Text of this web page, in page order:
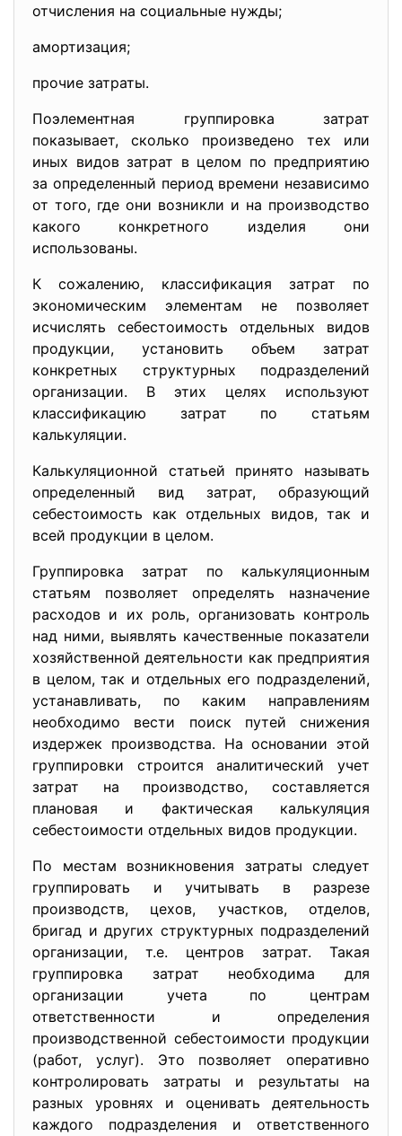
отчисления на социальные нужды;
амортизация;
прочие затраты.
Поэлементная группировка затрат
показывает, сколько произведено тех или
иных видов затрат в целом по предприятию
за определенный период времени независимо
от того, где они возникли и на производство
какого конкретного изделия они
использованы.
К сожалению, классификация затрат по
экономическим элементам не позволяет
исчислять себестоимость отдельных видов
продукции, установить объем затрат
конкретных структурных подразделений
организации. В этих целях используют
классификацию затрат по статьям
калькуляции.
Калькуляционной статьей принято называть
определенный вид затрат, образующий
себестоимость как отдельных видов, так и
всей продукции в целом.
Группировка затрат по калькуляционным
статьям позволяет определять назначение
расходов и их роль, организовать контроль
над ними, выявлять качественные показатели
хозяйственной деятельности как предприятия
в целом, так и отдельных его подразделений,
устанавливать, по каким направлениям
необходимо вести поиск путей снижения
издержек производства. На основании этой
группировки строится аналитический учет
затрат на производство, составляется
плановая и фактическая калькуляция
себестоимости отдельных видов продукции.
По местам возникновения затраты следует
группировать и учитывать в разрезе
производств, цехов, участков, отделов,
бригад и других структурных подразделений
организации, т.е. центров затрат. Такая
группировка затрат необходима для
организации учета по центрам
ответственности и определения
производственной себестоимости продукции
(работ, услуг). Это позволяет оперативно
контролировать затраты и результаты на
разных уровнях и оценивать деятельность
каждого подразделения и ответственного